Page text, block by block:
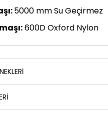
5000 mm Su Geçirmez
600D Oxford Nylon